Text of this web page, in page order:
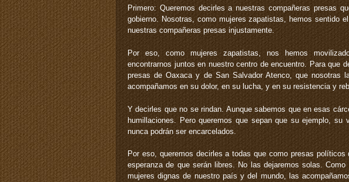
Primero: Queremos decirles a nuestras compañeras presas
gobierno. Nosotras, como mujeres zapatistas, hemos sentido
nuestras compañeras presas injustamente.
Por eso, como mujeres zapatistas, nos hemos
encontrarnos juntos en nuestro centro de encuentro. Para que
presas de Oaxaca y de San Salvador Atenco, que nosotras
acompañamos en su dolor, en su lucha, y en su resistencia y
Y decirles que no se rindan. Aunque sabemos que en esas
humillaciones. Pero queremos que sepan que su ejemplo,
nunca podrán ser encarcelados.
Por eso, queremos decirles a todas que como presas
esperanza de que serán libres. No las dejaremos solas.
mujeres dignas de nuestro país y del mundo, las